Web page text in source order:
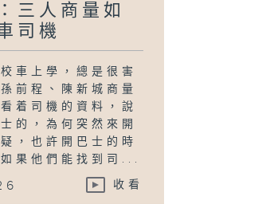
三人商量如
司機
車上學，總是很害
前程、陳新城商量
着司機的資料，說
的，為何突然來開
，也許開巴士的時
果他們能找到司...
收看